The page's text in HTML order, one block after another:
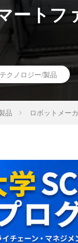
ートフ
テクノロジー/製品
品 ロボットメー